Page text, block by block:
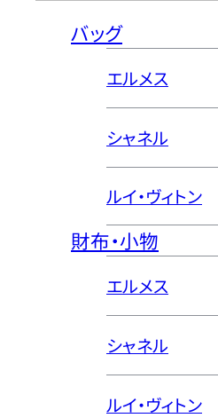
バッグ
エルメス
シャネル
ルイ・ヴィトン
財布・小物
エルメス
シャネル
ルイ・ヴィトン